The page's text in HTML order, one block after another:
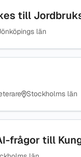
till
län
Stockholms län
frågor till